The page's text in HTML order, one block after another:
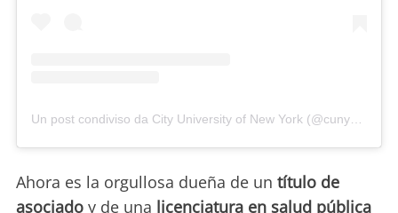
Ahora es la orgullosa dueña de un título de
asociado y de una licenciatura en salud pública